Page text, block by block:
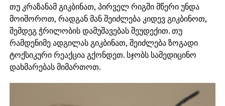
თუ კრაზანამ გიკბინათ, პირველ რიგში მწერი უნდა
მოიშოროთ, რადგან მან შეიძლება კიდევ გიკბინოთ,
შემდეგ ჭრილობის დამუშავებას შეუდექით. თუ
რამდენიმე ადგილას გიკბინათ, შეიძლება ზოგადი
ტოქსიკური რეაქცია გქონდეთ. სჯობს სამედიცინო
დახმარებას მიმართოთ.